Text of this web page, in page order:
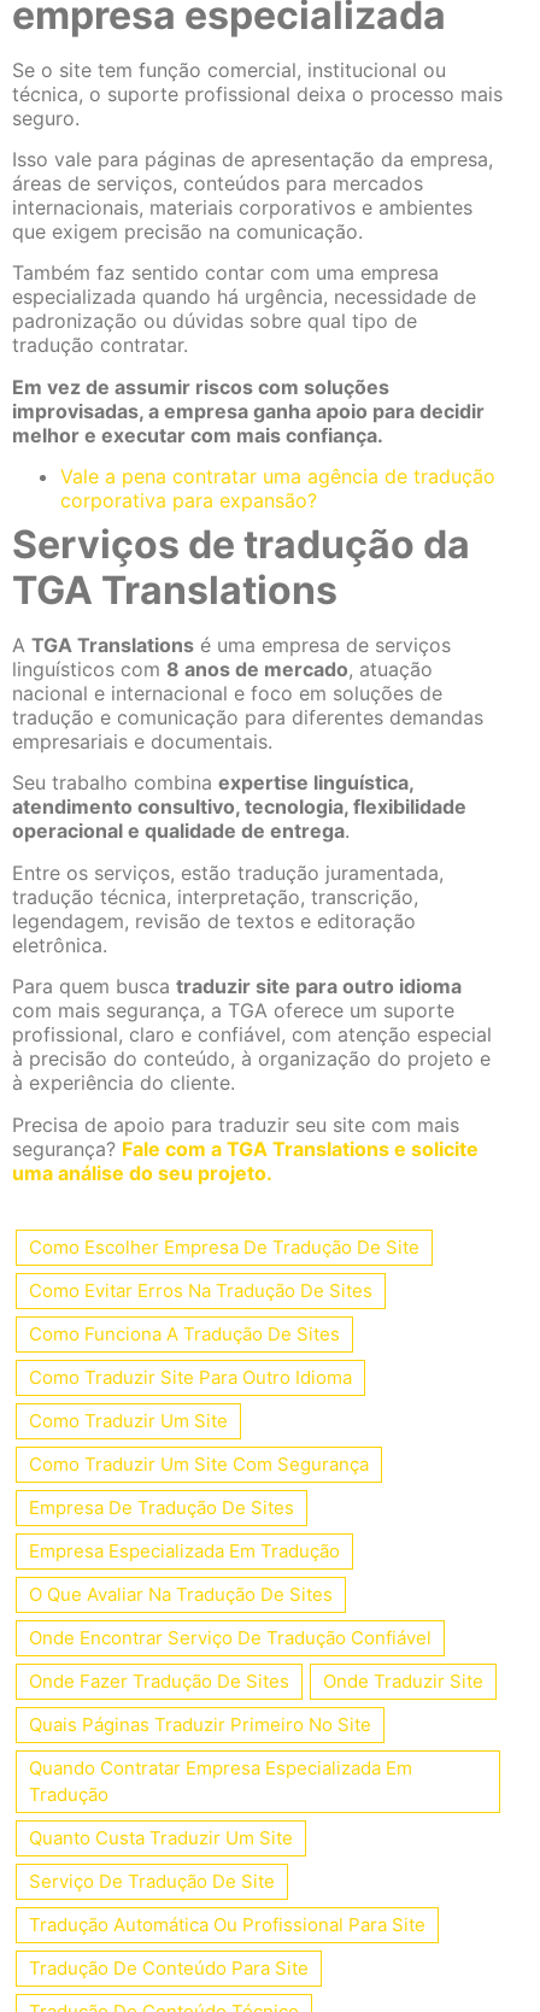
empresa especializada
Se o site tem função comercial, institucional ou
técnica, o suporte profissional deixa o processo mais
seguro.
Isso vale para páginas de apresentação da empresa,
áreas de serviços, conteúdos para mercados
internacionais, materiais corporativos e ambientes
que exigem precisão na comunicação.
Também faz sentido contar com uma empresa
especializada quando há urgência, necessidade de
padronização ou dúvidas sobre qual tipo de
tradução contratar.
Em vez de assumir riscos com soluções
improvisadas, a empresa ganha apoio para decidir
melhor e executar com mais confiança.
Vale a pena contratar uma agência de tradução
corporativa para expansão?
Serviços de tradução da
TGA Translations
A TGA Translations é uma empresa de serviços
linguísticos com 8 anos de mercado, atuação
nacional e internacional e foco em soluções de
tradução e comunicação para diferentes demandas
empresariais e documentais.
Seu trabalho combina expertise linguística,
atendimento consultivo, tecnologia, flexibilidade
operacional e qualidade de entrega.
Entre os serviços, estão tradução juramentada,
tradução técnica, interpretação, transcrição,
legendagem, revisão de textos e editoração
eletrônica.
Para quem busca traduzir site para outro idioma
com mais segurança, a TGA oferece um suporte
profissional, claro e confiável, com atenção especial
à precisão do conteúdo, à organização do projeto e
à experiência do cliente.
Precisa de apoio para traduzir seu site com mais
segurança? Fale com a TGA Translations e solicite
uma análise do seu projeto.
Como Escolher Empresa De Tradução De Site
Como Evitar Erros Na Tradução De Sites
Como Funciona A Tradução De Sites
Como Traduzir Site Para Outro Idioma
Como Traduzir Um Site
Como Traduzir Um Site Com Segurança
Empresa De Tradução De Sites
Empresa Especializada Em Tradução
O Que Avaliar Na Tradução De Sites
Onde Encontrar Serviço De Tradução Confiável
Onde Fazer Tradução De Sites
Onde Traduzir Site
Quais Páginas Traduzir Primeiro No Site
Quando Contratar Empresa Especializada Em
Tradução
Quanto Custa Traduzir Um Site
Serviço De Tradução De Site
Tradução Automática Ou Profissional Para Site
Tradução De Conteúdo Para Site